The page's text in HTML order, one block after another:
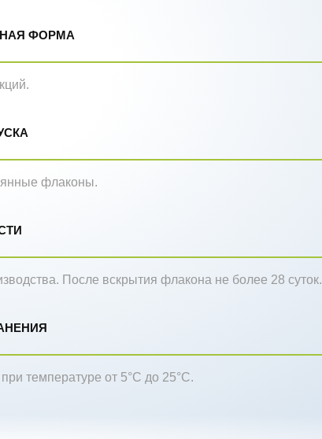
ФОРМА
флаконы.
После вскрытия флакона не более 28 суток.
температуре от 5°С до 25°С.